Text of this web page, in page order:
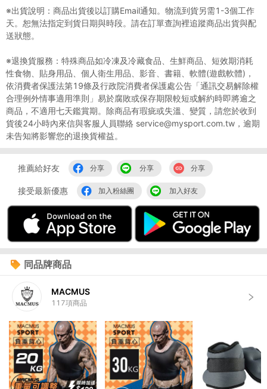
※出貨說明：商品出貨後以訂購Email通知。物流到貨另需1-3個工作
天。恕無法指定到貨日期與時段。請在訂單查詢裡追蹤商品出貨與配
送狀態。
※退換貨服務：特殊商品如冷凍及冷藏食品、生鮮商品、短效期消耗
性食物、貼身用品、個人衛生用品、影音、書籍、軟體(遊戲軟體)，
依消費者保護法第19條及行政院消費者保護處公告「通訊交易解除權
合理例外情事適用準則」易於腐敗或保存期限較短或解約時即將逾之
商品，不適用七天鑑賞期。除商品有瑕疵或失溫、變質，請您於收到
貨後24小時內來信與客服人員聯絡 service@mysport.com.tw，逾期
未告知將影響您的退換貨權益。
推薦給好友 分享 分享 分享
接受最新優惠 加入粉絲團 加入好友
同品牌商品
MACMUS
117項商品